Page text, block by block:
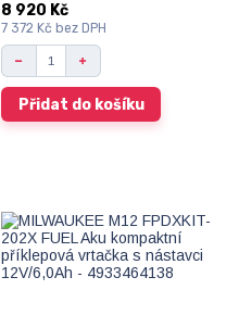
8 920 Kč
7 372 Kč bez DPH
Přidat do košíku